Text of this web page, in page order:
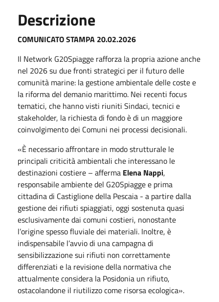
Descrizione
COMUNICATO STAMPA 20.02.2026
Il Network G20Spiagge rafforza la propria azione anche
nel 2026 su due fronti strategici per il futuro delle
comunità marine: la gestione ambientale delle coste e
la riforma del demanio marittimo. Nei recenti focus
tematici, che hanno visti riuniti Sindaci, tecnici e
stakeholder, la richiesta di fondo è di un maggiore
coinvolgimento dei Comuni nei processi decisionali.
«È necessario affrontare in modo strutturale le
principali criticità ambientali che interessano le
destinazioni costiere – afferma Elena Nappi,
responsabile ambiente del G20Spiagge e prima
cittadina di Castiglione della Pescaia - a partire dalla
gestione dei rifiuti spiaggiati, oggi sostenuta quasi
esclusivamente dai comuni costieri, nonostante
l’origine spesso fluviale dei materiali. Inoltre, è
indispensabile l’avvio di una campagna di
sensibilizzazione sui rifiuti non correttamente
differenziati e la revisione della normativa che
attualmente considera la Posidonia un rifiuto,
ostacolandone il riutilizzo come risorsa ecologica».